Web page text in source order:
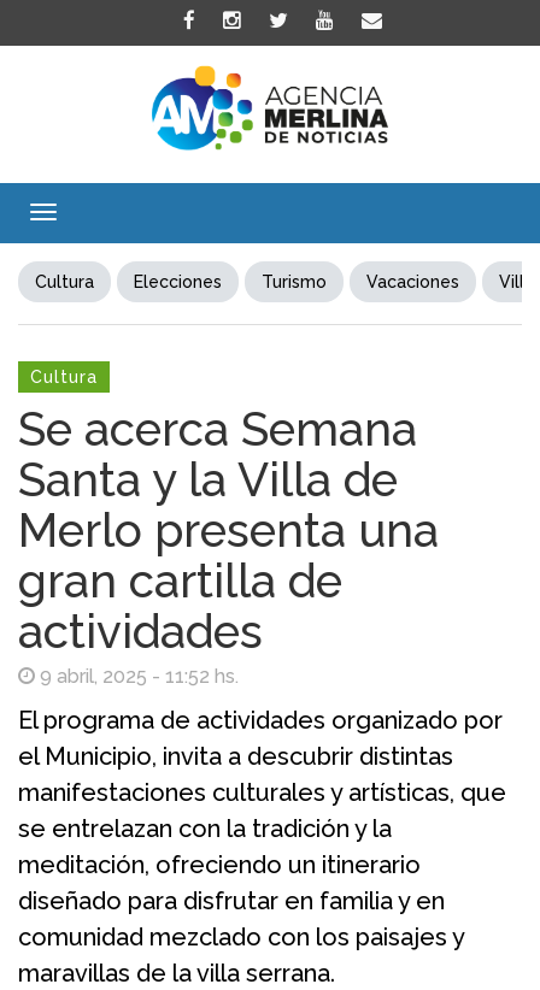
Toggle
Cultura Elecciones Turismo Vacaciones Villa
Cultura
Se acerca Semana
Santa y la Villa de
Merlo presenta una
gran cartilla de
actividades
9 abril, 2025 - 11:52 hs.
El programa de actividades organizado por
el Municipio, invita a descubrir distintas
manifestaciones culturales y artísticas, que
se entrelazan con la tradición y la
meditación, ofreciendo un itinerario
diseñado para disfrutar en familia y en
comunidad mezclado con los paisajes y
maravillas de la villa serrana.